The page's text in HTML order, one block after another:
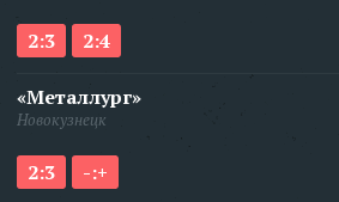
2:3 2:4
«Металлург»
Новокузнецк
2:3 -:+